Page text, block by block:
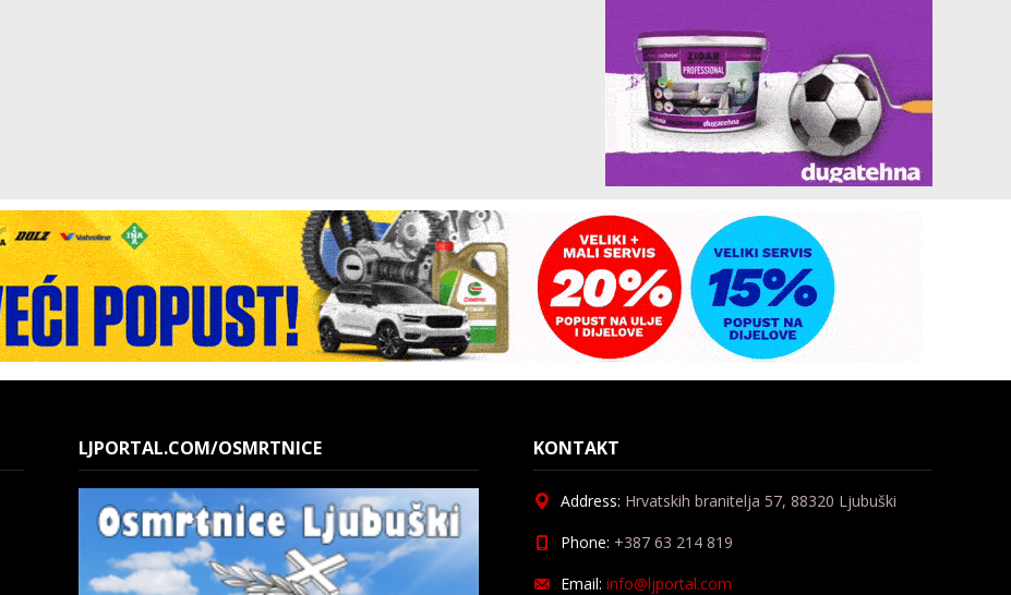
LJPORTAL.COM/OSMRTNICE KONTAKT
Address: Hrvatskih branitelja 57, 88320 Ljubuški
Phone: +387 63 214 819
Email: info@ljportal.com